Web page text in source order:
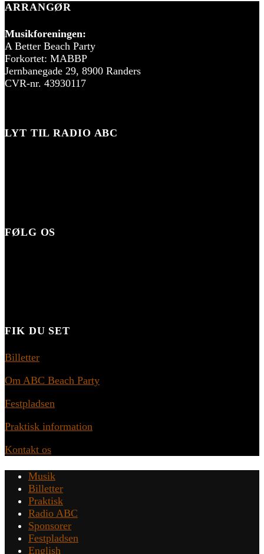
ARRANGØR
Musikforeningen:
A Better Beach Party
Forkortet: MABBP
Jernbanegade 29, 8900 Randers
CVR-nr. 43930117
LYT TIL RADIO ABC
FØLG OS
FIK DU SET
Billetter
Om ABC Beach Party
Festpladsen
Praktisk information
Kontakt os
Musik
Billetter
Praktisk
Radio ABC
Sponsorer
Festpladsen
English